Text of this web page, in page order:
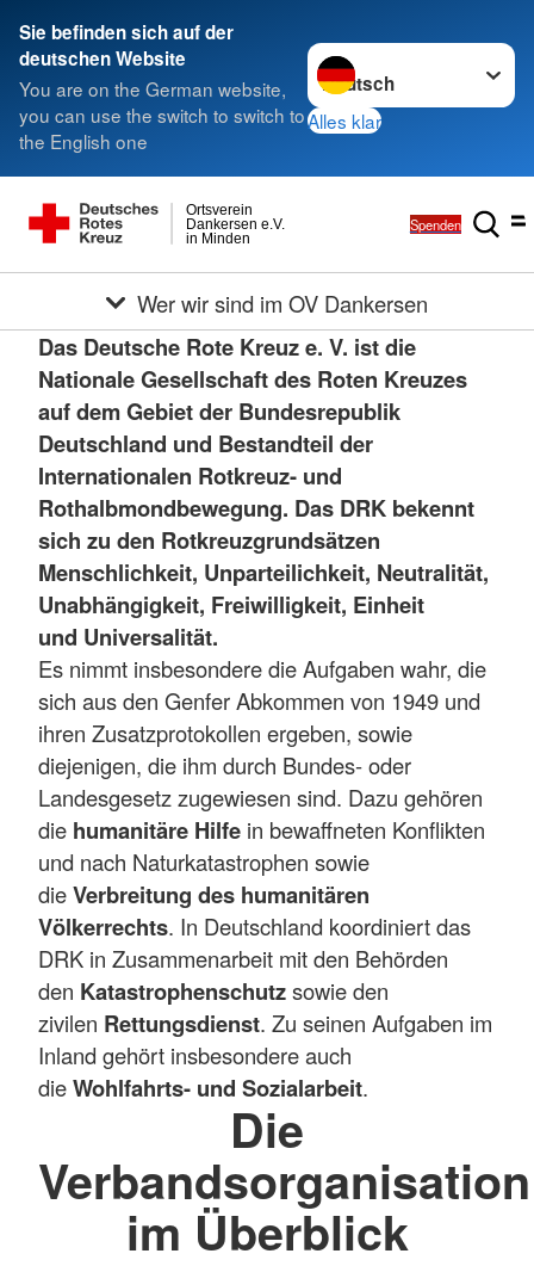
Sie befinden sich auf der
deutschen Website
You are on the German website,
you can use the switch to switch to
the English one
Sprache wechseln zu
Alles klar
in Minden
Dankersen e.V.
Ortsverein
Spenden
Wer wir sind im OV Dankersen
Das Deutsche Rote Kreuz e. V. ist die
Nationale Gesellschaft des Roten Kreuzes
auf dem Gebiet der Bundesrepublik
Deutschland und Bestandteil der
Internationalen Rotkreuz- und
Rothalbmondbewegung. Das DRK bekennt
sich zu den Rotkreuzgrundsätzen
Menschlichkeit, Unparteilichkeit, Neutralität,
Unabhängigkeit, Freiwilligkeit, Einheit
und Universalität.
Es nimmt insbesondere die Aufgaben wahr, die
sich aus den Genfer Abkommen von 1949 und
ihren Zusatzprotokollen ergeben, sowie
diejenigen, die ihm durch Bundes- oder
Landesgesetz zugewiesen sind. Dazu gehören
die humanitäre Hilfe in bewaffneten Konflikten
und nach Naturkatastrophen sowie
dieVerbreitung des humanitären
Völkerrechts. In Deutschland koordiniert das
DRK in Zusammenarbeit mit den Behörden
den Katastrophenschutzsowie den
zivilen Rettungsdienst. Zu seinen Aufgaben im
Inland gehört insbesondere auch
dieWohlfahrts- und Sozialarbeit.
Die
Verbandsorganisation
im Überblick